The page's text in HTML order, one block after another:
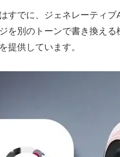
すでに、ジェネレーティ
を別のトーンで書き換え
提供しています。